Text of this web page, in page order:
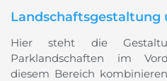
Landschaftsgestaltung
Hier steht die
Parklandschaften im
diesem Bereich